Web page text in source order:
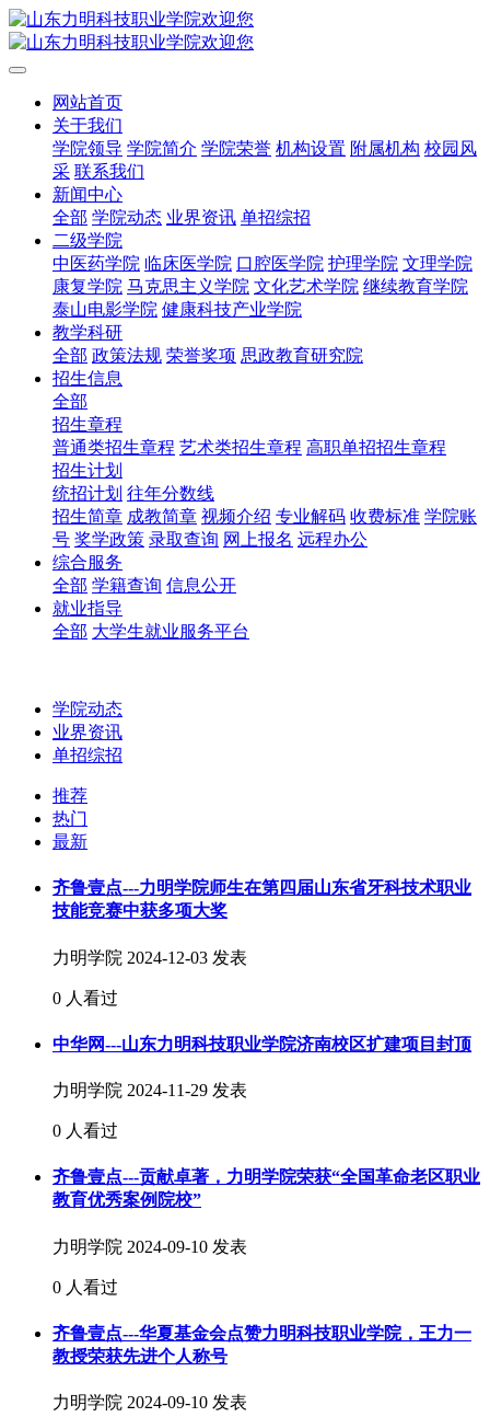
网站首页
关于我们
学院领导 学院简介 学院荣誉 机构设置 附属机构 校园风
采 联系我们
新闻中心
全部 学院动态 业界资讯 单招综招
二级学院
中医药学院 临床医学院 口腔医学院 护理学院 文理学院
康复学院 马克思主义学院 文化艺术学院 继续教育学院
泰山电影学院 健康科技产业学院
教学科研
全部 政策法规 荣誉奖项 思政教育研究院
招生信息
全部
招生章程
普通类招生章程 艺术类招生章程 高职单招招生章程
招生计划
统招计划 往年分数线
招生简章 成教简章 视频介绍 专业解码 收费标准 学院账
号 奖学政策 录取查询 网上报名 远程办公
综合服务
全部 学籍查询 信息公开
就业指导
全部 大学生就业服务平台
学院动态
业界资讯
单招综招
推荐
热门
最新
齐鲁壹点---力明学院师生在第四届山东省牙科技术职业
技能竞赛中获多项大奖
力明学院 2024-12-03 发表
0 人看过
中华网---山东力明科技职业学院济南校区扩建项目封顶
力明学院 2024-11-29 发表
0 人看过
齐鲁壹点---贡献卓著，力明学院荣获“全国革命老区职业
教育优秀案例院校”
力明学院 2024-09-10 发表
0 人看过
齐鲁壹点---华夏基金会点赞力明科技职业学院，王力一
教授荣获先进个人称号
力明学院 2024-09-10 发表